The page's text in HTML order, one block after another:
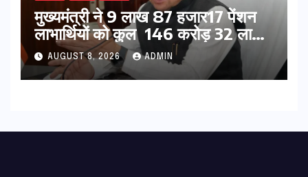
मुख्यमंत्री ने 9 लाख 87 हजार17 पेंशन
लाभार्थियों को कुल 146 करोड़ 32 लाख
की पेंशन राशि का किया भुगतान
AUGUST 8, 2026 ADMIN